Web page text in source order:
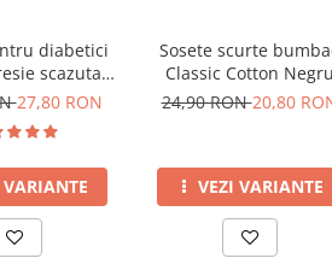
diabetici
scazuta
27,80 RON
Sosete scurte
Classic Cotton Negru
24,90 RON20,80
VEZI VARIANTE